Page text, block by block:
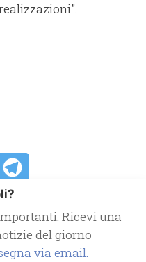
Ricevi una
del giorno
via email.